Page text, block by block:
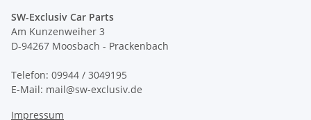
SW-Exclusiv Car Parts
Am Kunzenweiher 3
D-94267 Moosbach - Prackenbach
Telefon: 09944 / 3049195
E-Mail: mail@sw-exclusiv.de
Impressum